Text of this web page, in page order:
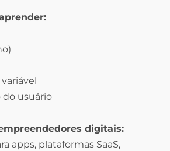
usuário
digitais:
apps, plataformas SaaS,